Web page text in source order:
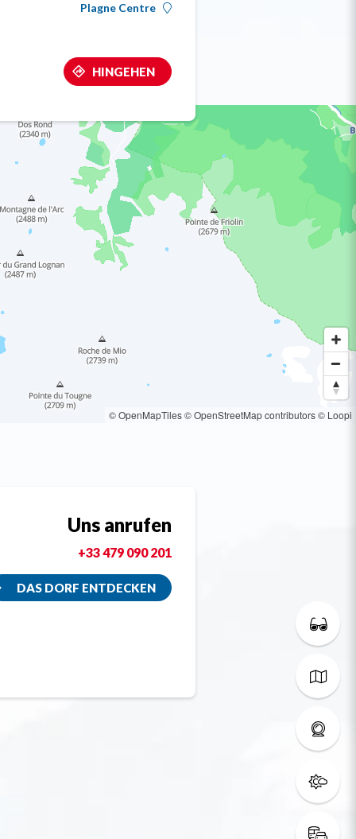
Plagne Centre
HINGEHEN
© OpenMapTiles© OpenStreetMap contributors© Loopi
Uns anrufen
+33 479 090 201
DAS DORF ENTDECKEN